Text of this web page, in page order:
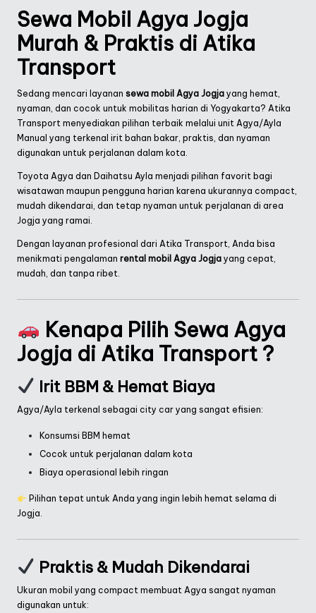
o
k
p
Sewa Mobil Agya Jogja
Murah & Praktis di Atika
Transport
Sedang mencari layanan sewa mobil Agya Jogja yang hemat,
nyaman, dan cocok untuk mobilitas harian di Yogyakarta? Atika
Transport menyediakan pilihan terbaik melalui unit Agya/Ayla
Manual yang terkenal irit bahan bakar, praktis, dan nyaman
digunakan untuk perjalanan dalam kota.
Toyota Agya dan Daihatsu Ayla menjadi pilihan favorit bagi
wisatawan maupun pengguna harian karena ukurannya compact,
mudah dikendarai, dan tetap nyaman untuk perjalanan di area
Jogja yang ramai.
Dengan layanan profesional dari Atika Transport, Anda bisa
menikmati pengalaman rental mobil Agya Jogja yang cepat,
mudah, dan tanpa ribet.
Kenapa Pilih Sewa Agya
Jogja di Atika Transport ?
Irit BBM & Hemat Biaya
Agya/Ayla terkenal sebagai city car yang sangat efisien:
Konsumsi BBM hemat
Cocok untuk perjalanan dalam kota
Biaya operasional lebih ringan
Pilihan tepat untuk Anda yang ingin lebih hemat selama di
Jogja.
Praktis & Mudah Dikendarai
Ukuran mobil yang compact membuat Agya sangat nyaman
digunakan untuk: